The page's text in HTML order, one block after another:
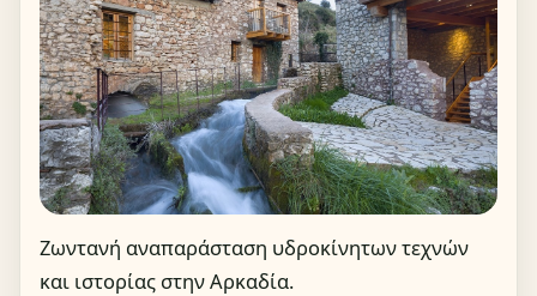
Ζωντανή αναπαράσταση υδροκίνητων τεχνών
και ιστορίας στην Αρκαδία.